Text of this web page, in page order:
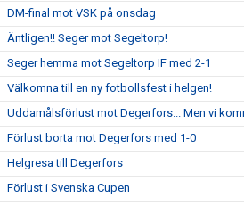
DM-final mot VSK på onsdag
Äntligen!! Seger mot Segeltorp!
Seger hemma mot Segeltorp IF med 2-1
Välkomna till en ny fotbollsfest i helgen!
Uddamålsförlust mot Degerfors... Men vi
Förlust borta mot Degerfors med 1-0
Helgresa till Degerfors
Förlust i Svenska Cupen